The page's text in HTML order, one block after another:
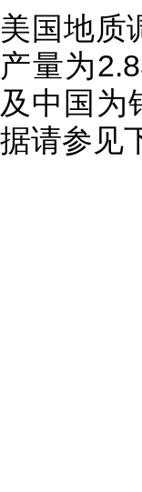
美国地质
产量为
及中国为
据请参见